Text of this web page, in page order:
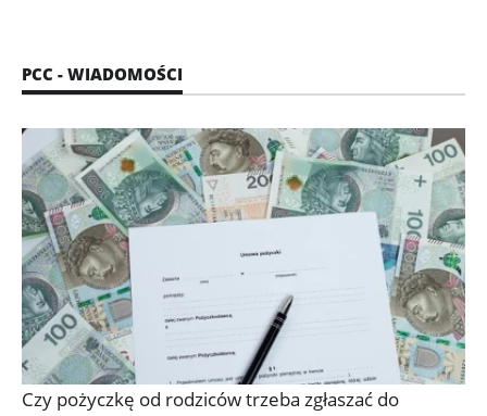
PCC - WIADOMOŚCI
Czy pożyczkę od rodziców trzeba zgłaszać do